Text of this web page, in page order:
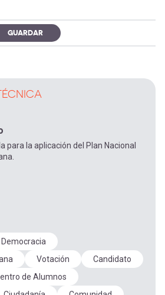
GUARDAR
para la aplicación del Plan Nacional
Democracia
Votación
Candidato
de Alumnos